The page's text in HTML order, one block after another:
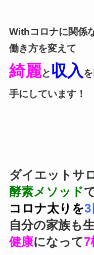
Withコロナに関係
働き方を変えて
綺麗と 収入
手にしています！
ダイエットサ
酵素メソッド
コロナ太りを3
自分の家族も
健康になって7